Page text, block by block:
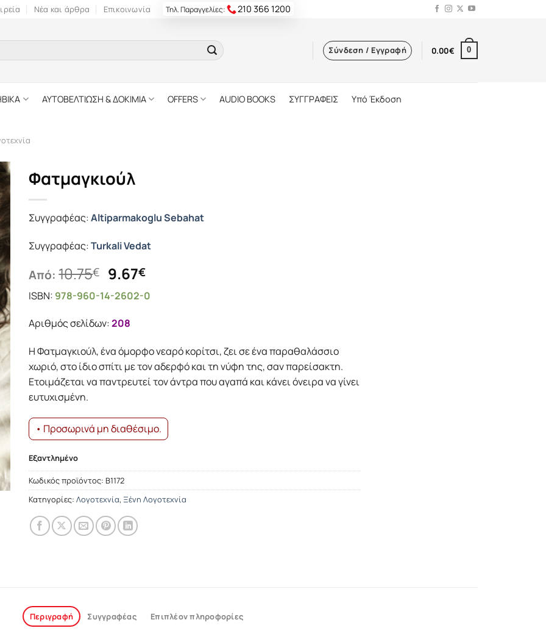
Νέα και άρθρα Επικοινωνία Τηλ. Παραγγελίες: 210 366 1200
Σύνδεση / Εγγραφή 0.00€ 0
ΑΥΤΟΒΕΛΤΙΩΣΗ & ΔΟΚΙΜΙΑ OFFERS AUDIO BOOKS ΣΥΓΓΡΑΦΕΙΣ Υπό Έκδοση
Φατμαγκιούλ
Συγγραφέας:Altiparmakoglu Sebahat
Συγγραφέας:Turkali Vedat
Από:10.75€ Original
price
was:
10.75€.
9.67€Η
τρέχουσα
τιμή
ISBN: 978-960-14-2602-0
Αριθμός σελίδων:208
Η Φατμαγκιούλ, ένα όμορφο νεαρό κορίτσι, ζει σε ένα παραθαλάσσιο
χωριό, στο ίδιο σπίτι με τον αδερφό και τη νύφη της, σαν παρείσακτη.
Ετοιμάζεται να παντρευτεί τον άντρα που αγαπά και κάνει όνειρα να γίνει
ευτυχισμένη.
• Προσωρινά μη διαθέσιμο.
Εξαντλημένο
Κωδικός προϊόντος:Β1172
Κατηγορίες:Λογοτεχνία, Ξένη Λογοτεχνία
Περιγραφή Συγγραφέας Επιπλέον πληροφορίες